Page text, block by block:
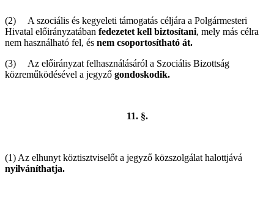
(2) A szociális és kegyeleti támogatás céljára a Polgármesteri
Hivatal előirányzatában fedezetet kell biztosítani, mely más célra
nem használható fel, és nem csoportosítható át.
(3) Az előirányzat felhasználásáról a Szociális Bizottság
közreműködésével a jegyző gondoskodik.
11. §.
(1) Az elhunyt köztisztviselőt a jegyző közszolgálat halottjává
nyilváníthatja.